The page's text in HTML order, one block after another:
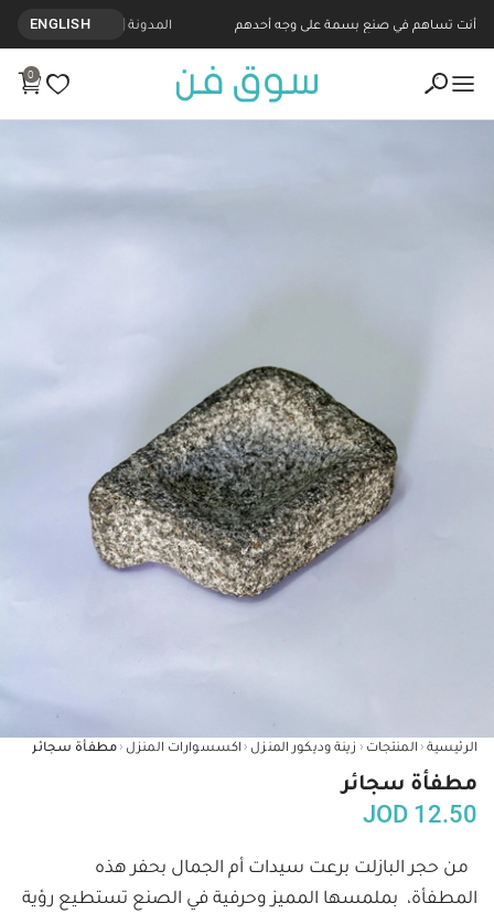
أنت تساهم في صنع بسمة على وجه أحدهم المدونة ENGLISH
0
الرئيسية ‹ المنتجات ‹ زينة وديكور المنزل ‹ اكسسوارات المنزل ‹ مطفأة سجائر
مطفأة سجائر
JOD 12.50
من حجر البازلت برعت سيدات أم الجمال بحفر هذه
المطفأة،  بملمسها المميز وحرفية في الصنع تستطيع رؤية